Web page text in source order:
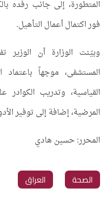
المتطورة، إلى جانب رفده
فور اكتمال أعمال التأهيل.
وبيّنت الوزارة أن
المستشفى، موجهاً باعتماد
القياسية، وتدريب
المرضية، إضافة إلى توفير
المحرر: حسين هادي
الصحة العراق